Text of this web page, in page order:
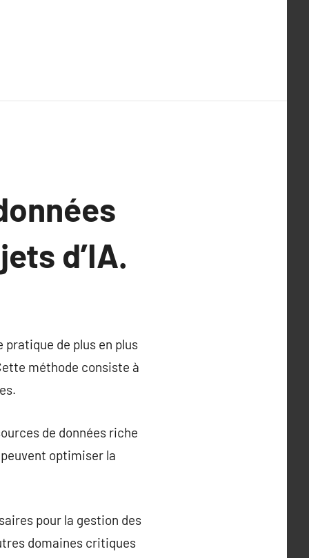
d’IA.
pratique de plus en plus
méthode consiste à
de données riche
optimiser la
pour la gestion des
domaines critiques